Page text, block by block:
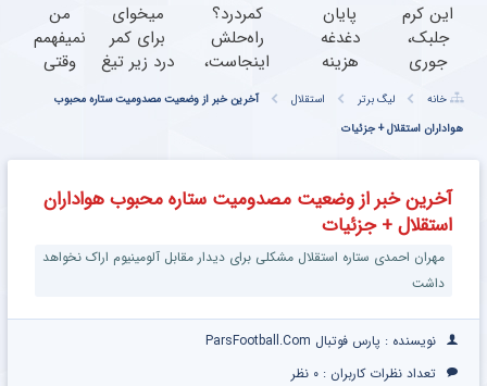
این کرم
جلبک،
جوری
صاف
میکنه
که انگار
بوتاکس
کردی!
(تخفیف
ویژه)
پایان
دغدغه
هزینه
دندان
پزشکی
با پک
کننده
خانگی
کمردرد؟
راه‌حلش
اینجاست،
نه توی
داروخونه
میخوای
برای کمر
درد زیر تیغ
بری؟!
رو پر کن◖
من
نمیفهمم
وقتی
درمان
چرا
رو داری
میکنی؟
خانه لیگ برتر استقلال
آخرین خبر از وضعیت مصدومیت ستاره محبوب
هواداران استقلال + جزئیات
آخرین خبر از وضعیت مصدومیت ستاره محبوب هواداران
استقلال + جزئیات
مهران احمدی ستاره استقلال مشکلی برای دیدار مقابل آلومینیوم اراک نخواهد
داشت
نویسنده : پارس فوتبال ParsFootball.Com
تعداد نظرات کاربران : ۰ نظر